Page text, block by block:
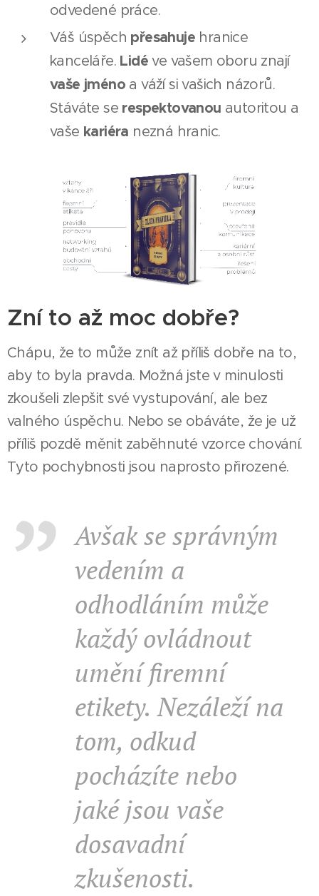
odvedené práce.
Váš úspěch přesahuje hranice
kanceláře. Lidéve vašem oboru znají
vaše jméno a váží si vašich názorů.
Stáváte se respektovanou autoritou a
vaše kariéra nezná hranic.
Zní to až moc dobře?
Chápu, že to může znít až příliš dobře na to,
aby to byla pravda. Možná jste v minulosti
zkoušeli zlepšit své vystupování, ale bez
valného úspěchu. Nebo se obáváte, že je už
příliš pozdě měnit zaběhnuté vzorce chování.
Tyto pochybnosti jsou naprosto přirozené.
Avšak se správným
vedením a
odhodláním může
každý ovládnout
umění firemní
etikety. Nezáleží na
tom, odkud
pocházíte nebo
jaké jsou vaše
dosavadní
zkušenosti.